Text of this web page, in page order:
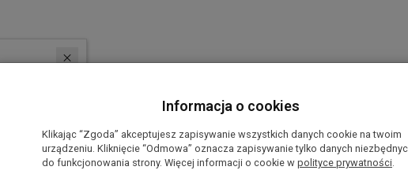
Informacja o cookies
Klikając “Zgoda” akceptujesz zapisywanie wszystkich danych cookie na twoim
urządzeniu. Kliknięcie “Odmowa” oznacza zapisywanie tylko danych
do funkcjonowania strony. Więcej informacji o cookie w polityce prywatności.